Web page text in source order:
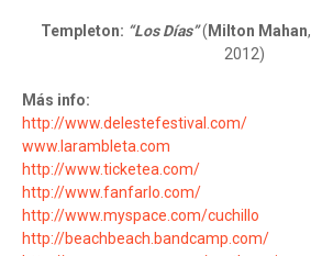
Templeton: “Los Días”( Milton Mahan,
2012)
Más info:
http://www.delestefestival.com/
www.larambleta.com
http://www.ticketea.com/
http://www.fanfarlo.com/
http://www.myspace.com/cuchillo
http://beachbeach.bandcamp.com/